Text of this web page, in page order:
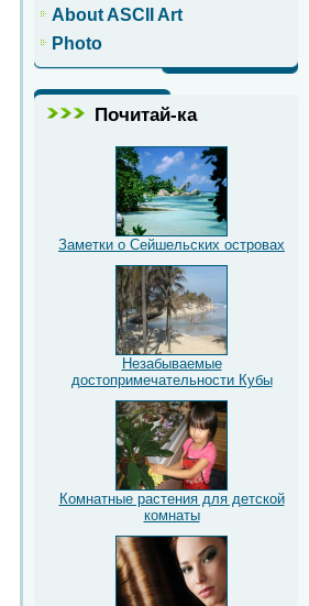
About ASCII Art
Photo
Почитай-ка
Заметки о Сейшельских островах
Незабываемые
достопримечательности Кубы
Комнатные растения для детской
комнаты